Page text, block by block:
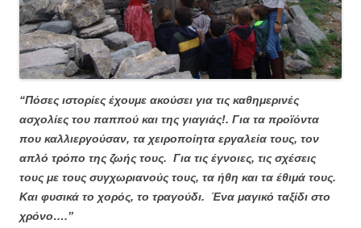
“Πόσες ιστορίες έχουμε ακούσει για τις καθημερινές
ασχολίες του παππού και της γιαγιάς!. Για τα προϊόντα
που καλλιεργούσαν, τα χειροποίητα εργαλεία τους, τον
απλό τρόπο της ζωής τους. Για τις έγνοιες, τις σχέσεις
τους με τους συγχωριανούς τους, τα ήθη και τα έθιμά τους.
Και φυσικά το χορός, το τραγούδι. Ένα μαγικό ταξίδι στο
χρόνο….’’